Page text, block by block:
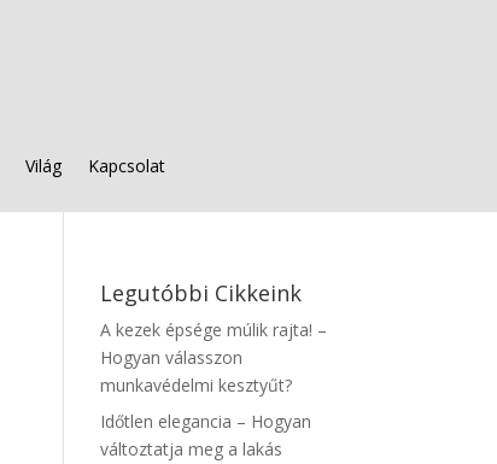
Világ Kapcsolat
Legutóbbi Cikkeink
A kezek épsége múlik rajta! –
Hogyan válasszon
munkavédelmi kesztyűt?
Időtlen elegancia – Hogyan
változtatja meg a lakás